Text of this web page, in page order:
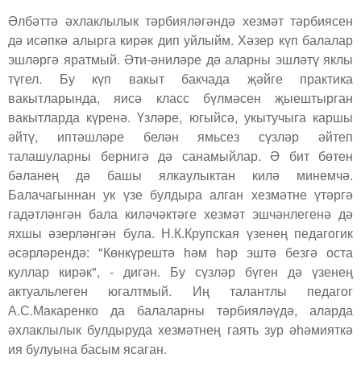
Әлбәттә әхлаклылык тәрбияләгәндә хезмәт тәрбиясен
дә исәпкә алырга кирәк дип уйлыйм. Хәзер күп балалар
эшләргә яратмый. Әти-әниләре дә аларны эшләтү яклы
түгел. Бу күп вакыт бакчада җәйге практика
вакытларында, яисә класс бүлмәсен җыештырган
вакытларда күренә. Үзләре, югыйсә, укытучыга каршы
әйтү, иптәшләре белән ямьсез сүзләр әйтеп
талашуларны бернигә дә санамыйлар. Ә бит бөтен
бәланең дә башы ялкаулыктан килә минемчә.
Балачагыннан ук үзе булдыра алган хезмәтне үтәргә
гадәтләнгән бала киләчәктәге хезмәт эшчәнлегенә дә
яхшы әзерләнгән була. Н.К.Крупская үзенең педагогик
әсәрләрендә: "Көнкүрештә һәм һәр эштә безгә оста
куллар кирәк", - дигән. Бу сүзләр бүген дә үзенең
актуальлеген югалтмый. Иң талантлы педагог
А.С.Макаренко да балаларны тәрбияләүдә, аларда
әхлаклылык булдыруда хезмәтнең гаять зур әһәмияткә
ия булуына басым ясаган.